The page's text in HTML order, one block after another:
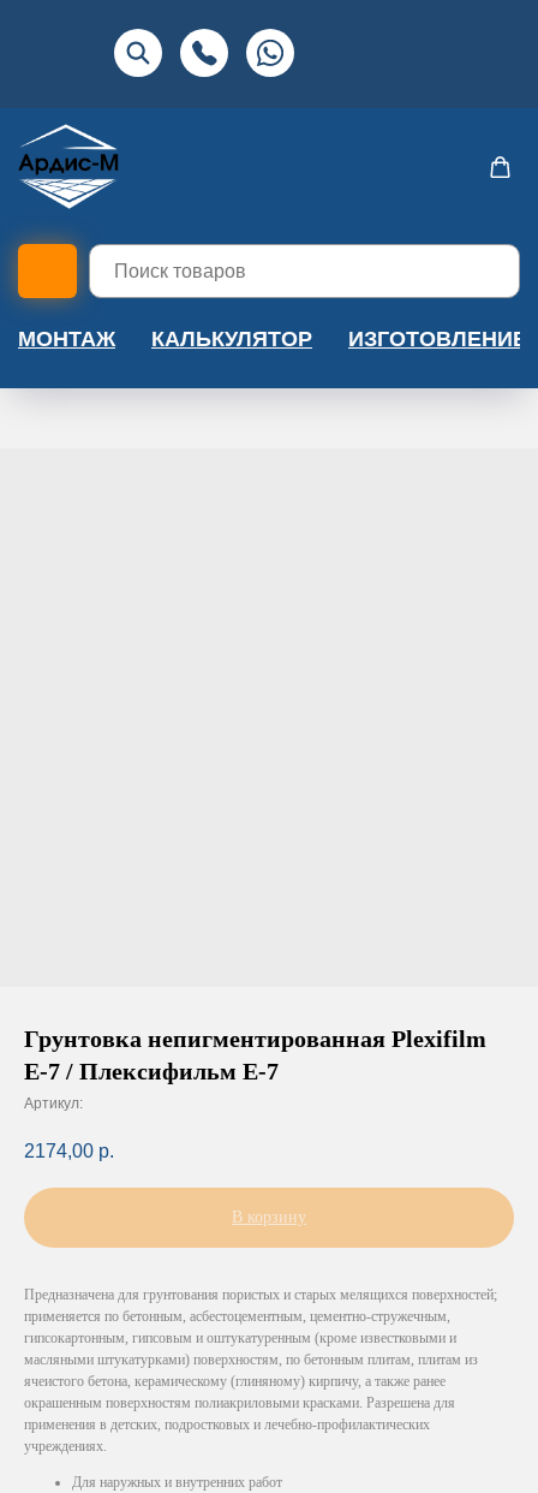
МОНТАЖ КАЛЬКУЛЯТОР ИЗГОТОВЛЕНИЕ
Грунтовка непигментированная Plexifilm
E-7 / Плексифильм Е-7
Артикул:
2174,00 р.
В корзину
Предназначена для грунтования пористых и старых мелящихся поверхностей;
применяется по бетонным, асбестоцементным, цементно-стружечным,
гипсокартонным, гипсовым и оштукатуренным (кроме известковыми и
масляными штукатурками) поверхностям, по бетонным плитам, плитам из
ячеистого бетона, керамическому (глиняному) кирпичу, а также ранее
окрашенным поверхностям полиакриловыми красками. Разрешена для
применения в детских, подростковых и лечебно-профилактических
учреждениях.
Для наружных и внутренних работ